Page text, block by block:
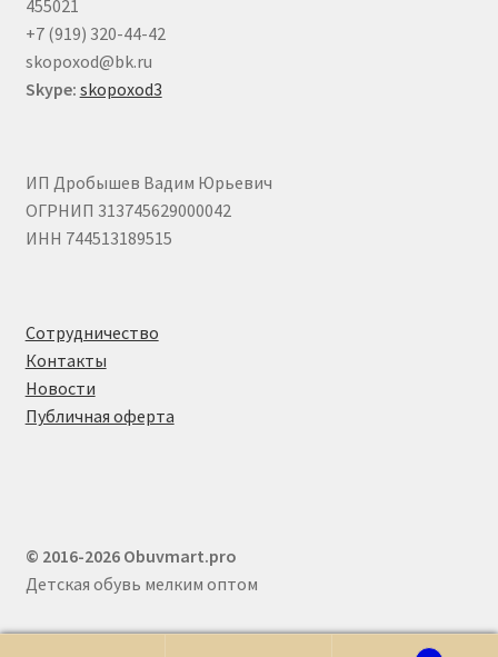
455021
+7 (919) 320-44-42
skopoxod@bk.ru
Skype: skopoxod3
ИП Дробышев Вадим Юрьевич
ОГРНИП 313745629000042
ИНН 744513189515
Сотрудничество
Контакты
Новости
Публичная оферта
© 2016-2026 Obuvmart.pro
Детская обувь мелким оптом